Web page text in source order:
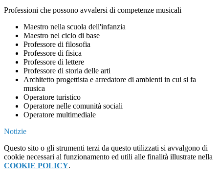
Professioni che possono avvalersi di competenze musicali
Maestro nella scuola dell'infanzia
Maestro nel ciclo di base
Professore di filosofia
Professore di fisica
Professore di lettere
Professore di storia delle arti
Architetto progettista e arredatore di ambienti in cui si fa
musica
Operatore turistico
Operatore nelle comunità sociali
Operatore multimediale
Notizie
Questo sito o gli strumenti terzi da questo utilizzati si avvalgono di
cookie necessari al funzionamento ed utili alle finalità illustrate nella
COOKIE POLICY.